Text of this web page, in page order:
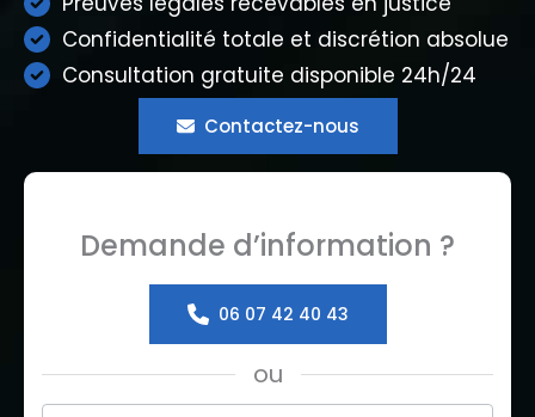
Confidentialité totale et discrétion absolue
Consultation gratuite disponible 24h/24
Contactez-nous
Demande d’information ?
06 07 42 40 43
ou